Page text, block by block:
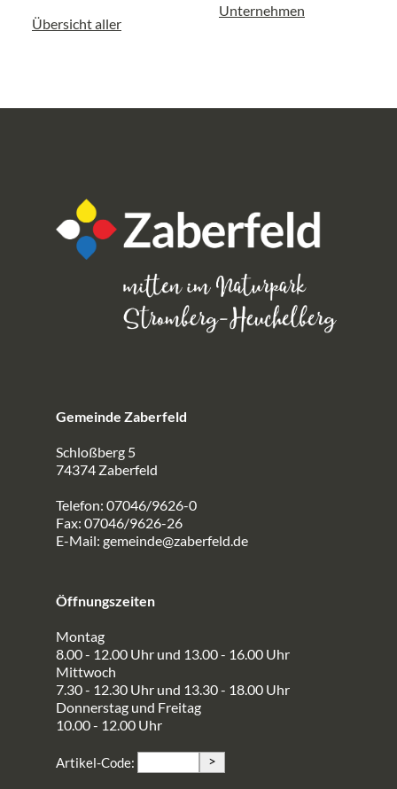
Übersicht aller
Unternehmen
Gemeinde Zaberfeld
Schloßberg 5
74374 Zaberfeld
Telefon: 07046/9626-0
Fax: 07046/9626-26
E-Mail: gemeinde@zaberfeld.de
Öffnungszeiten
Montag
8.00 - 12.00 Uhr und 13.00 - 16.00 Uhr
Mittwoch
7.30 - 12.30 Uhr und 13.30 - 18.00 Uhr
Donnerstag und Freitag
10.00 - 12.00 Uhr
Artikel-Code: >